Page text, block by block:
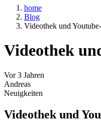
home
Blog
Videothek und
Videothek
Vor 3 Jahren
Andreas
Neuigkeiten
Videothek und